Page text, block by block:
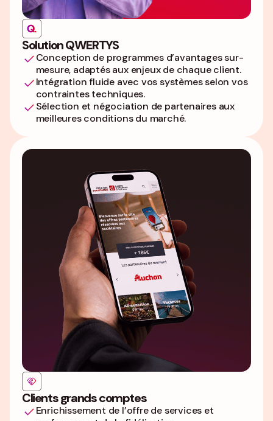
Solution QWERTYS
Conception de programmes d’avantages sur-
mesure, adaptés aux enjeux de chaque client.
Intégration fluide avec vos systèmes selon vos
contraintes techniques.
Sélection et négociation de partenaires aux
meilleures conditions du marché.
Clients grands comptes
Enrichissement de l’offre de services et